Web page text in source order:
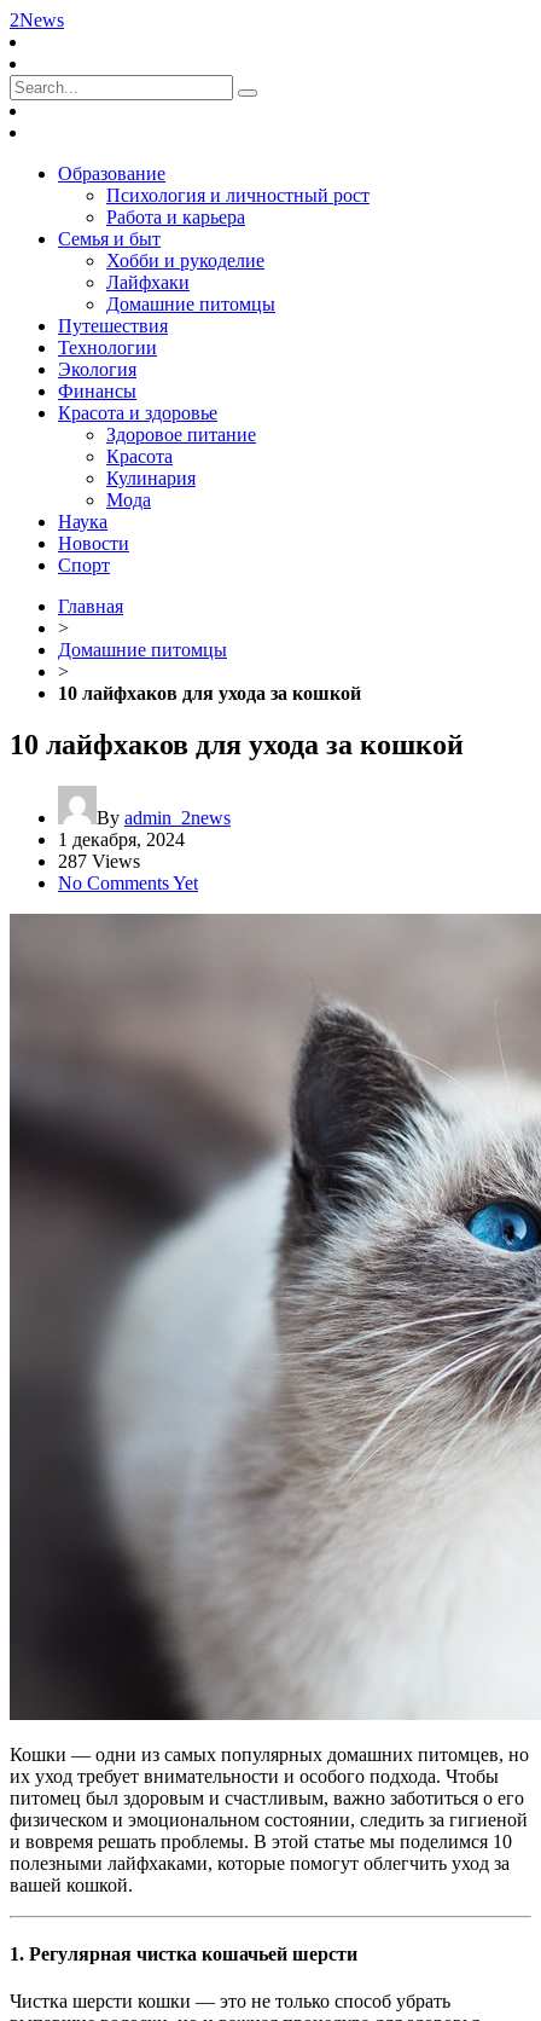
2News
Образование
Психология и личностный рост
Работа и карьера
Семья и быт
Хобби и рукоделие
Лайфхаки
Домашние питомцы
Путешествия
Технологии
Экология
Финансы
Красота и здоровье
Здоровое питание
Красота
Кулинария
Мода
Наука
Новости
Спорт
Главная
>
Домашние питомцы
>
10 лайфхаков для ухода за кошкой
10 лайфхаков для ухода за кошкой
By admin_2news
1 декабря, 2024
287 Views
No Comments Yet
Кошки — одни из самых популярных домашних питомцев, но
их уход требует внимательности и особого подхода. Чтобы
питомец был здоровым и счастливым, важно заботиться о его
физическом и эмоциональном состоянии, следить за гигиеной
и вовремя решать проблемы. В этой статье мы поделимся 10
полезными лайфхаками, которые помогут облегчить уход за
вашей кошкой.
1. Регулярная чистка кошачьей шерсти
Чистка шерсти кошки — это не только способ убрать